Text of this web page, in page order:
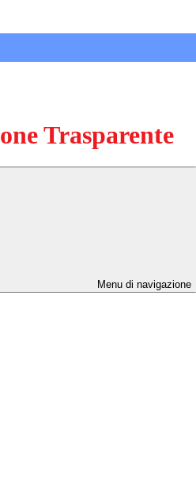
Trasparente
Menu di navigazione